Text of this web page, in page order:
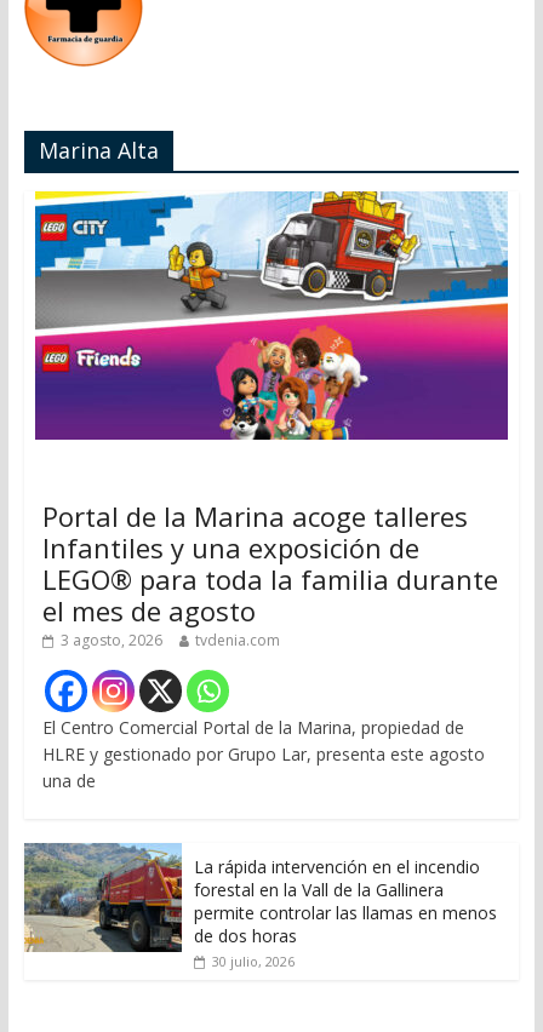
Marina Alta
Portal de la Marina acoge talleres
Infantiles y una exposición de
LEGO® para toda la familia durante
el mes de agosto
3 agosto, 2026 tvdenia.com
El Centro Comercial Portal de la Marina, propiedad de
HLRE y gestionado por Grupo Lar, presenta este agosto
una de
La rápida intervención en el incendio
forestal en la Vall de la Gallinera
permite controlar las llamas en menos
de dos horas
30 julio, 2026